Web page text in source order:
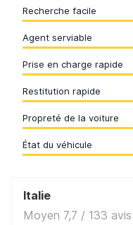
Recherche facile
Agent serviable
Prise en charge rapide
Restitution rapide
Propreté de la voiture
État du véhicule
Italie
Moyen 7,7 / 133 avis